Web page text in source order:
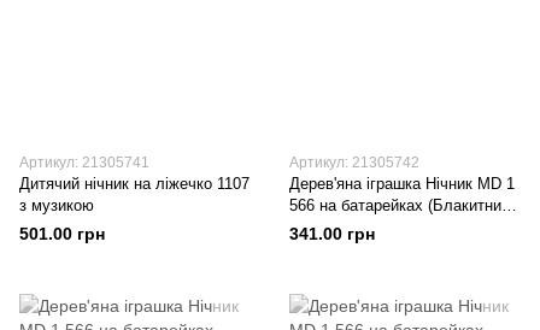
Артикул: 21305741
Дитячий нічник на ліжечко 1107
з музикою
501.00 грн
Артикул: 21305742
Дерев'яна іграшка Нічник MD 1
566 на батарейках (Блакитний
Місяць)
341.00 грн